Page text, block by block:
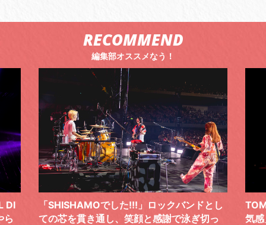
RECOMMEND
編集部オススメなう！
ドとし
ぎ切っ
TOMOO、３台の鍵盤で「6月から7月の空
気感」を鮮やかに描いた、FC限定ライブを